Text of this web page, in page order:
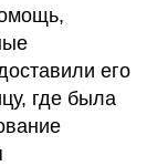
его
где была